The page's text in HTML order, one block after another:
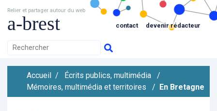
Relier et partager autour du web
a-brest contact devenir rédacteur
Accueil / Écrits publics, multimédia
/
Mémoires, multimédia et territoires
/ En Bretagne